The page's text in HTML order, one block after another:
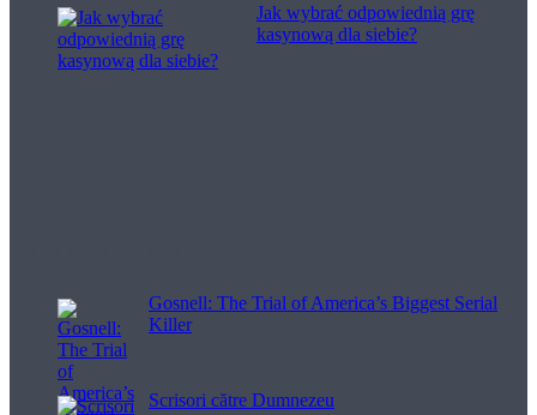
Jak wybrać odpowiednią grę
kasynową dla siebie?
Gosnell: The Trial of America’s Biggest Serial
Killer
Scrisori către Dumnezeu